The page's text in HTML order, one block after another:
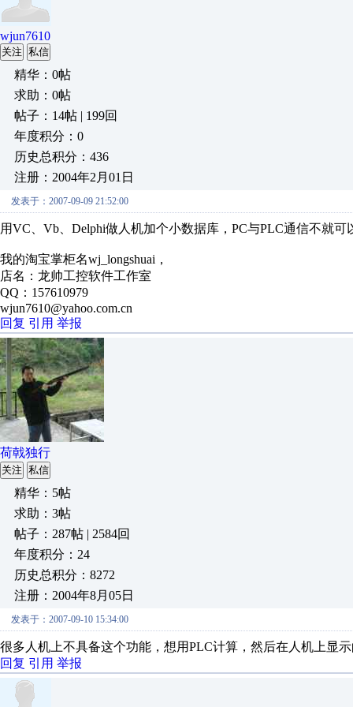
wjun7610
关注 私信
精华：0帖
求助：0帖
帖子：14帖 | 199回
年度积分：0
历史总积分：436
注册：2004年2月01日
发表于：2007-09-09 21:52:00
用VC、Vb、Delphi做人机加个小数据库，PC与PLC通信不就可
我的淘宝掌柜名wj_longshuai，
店名：龙帅工控软件工作室
QQ：157610979
wjun7610@yahoo.com.cn
回复 引用 举报
荷戟独行
关注 私信
精华：5帖
求助：3帖
帖子：287帖 | 2584回
年度积分：24
历史总积分：8272
注册：2004年8月05日
发表于：2007-09-10 15:34:00
很多人机上不具备这个功能，想用PLC计算，然后在人机上显示
回复 引用 举报